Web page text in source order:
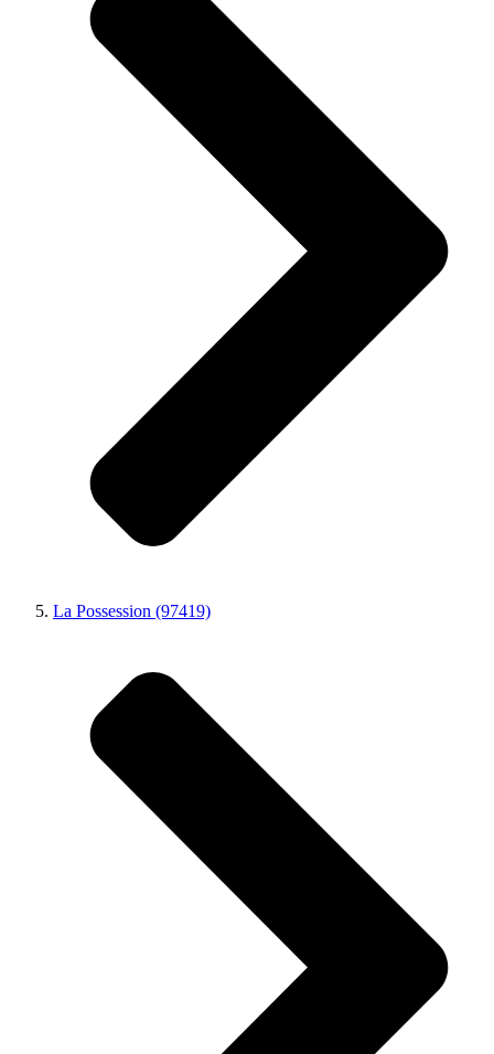
La Possession (97419)